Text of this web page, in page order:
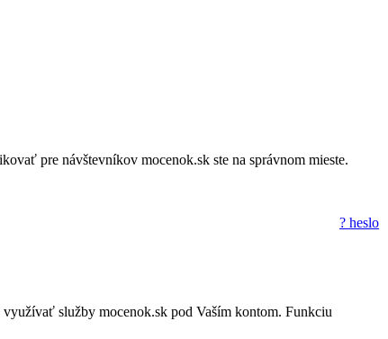
pre návštevníkov mocenok.sk ste na správnom mieste.
? heslo
služby mocenok.sk pod Vaším kontom. Funkciu